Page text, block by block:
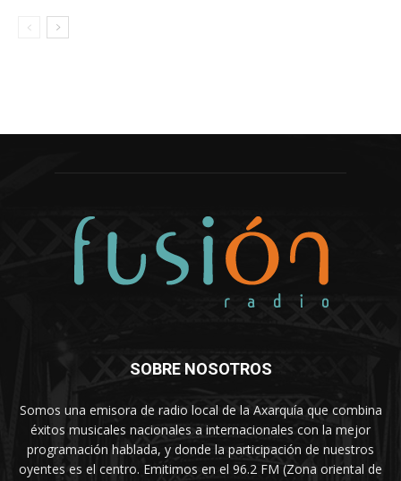
SOBRE NOSOTROS
Somos una emisora de radio local de la Axarquía que combina
éxitos musicales nacionales a internacionales con la mejor
programación hablada, y donde la participación de nuestros
oyentes es el centro. Emitimos en el 96.2 FM (Zona oriental de